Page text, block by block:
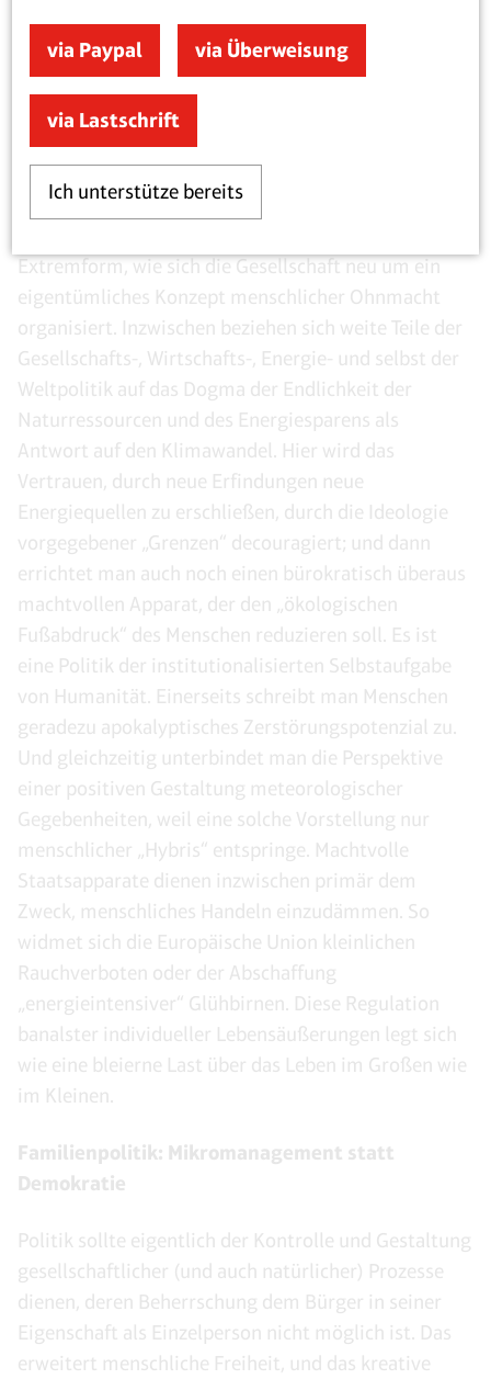
„Kommission“ und „Parlament“ aufgeteilt. Politische
Entscheidungsabläufe sind so arrangiert, dass sie
Souveräns ablösen und verselbstständigen.
Koalition unter „Klimakanzlerin“ Angela Merkel
Extremform, wie sich die Gesellschaft neu um ein
eigentümliches Konzept menschlicher Ohnmacht
organisiert. Inzwischen beziehen sich weite Teile der
Gesellschafts-, Wirtschafts-, Energie- und selbst der
Weltpolitik auf das Dogma der Endlichkeit der
Naturressourcen und des Energiesparens als
Antwort auf den Klimawandel. Hier wird das
Vertrauen, durch neue Erfindungen neue
Energiequellen zu erschließen, durch die Ideologie
vorgegebener „Grenzen“ decouragiert; und dann
errichtet man auch noch einen bürokratisch überaus
machtvollen Apparat, der den „ökologischen
Fußabdruck“ des Menschen reduzieren soll. Es ist
eine Politik der institutionalisierten Selbstaufgabe
von Humanität. Einerseits schreibt man Menschen
geradezu apokalyptisches Zerstörungspotenzial zu.
Und gleichzeitig unterbindet man die Perspektive
einer positiven Gestaltung meteorologischer
Gegebenheiten, weil eine solche Vorstellung nur
menschlicher „Hybris“ entspringe. Machtvolle
Staatsapparate dienen inzwischen primär dem
Zweck, menschliches Handeln einzudämmen. So
widmet sich die Europäische Union kleinlichen
Rauchverboten oder der Abschaffung
„energieintensiver“ Glühbirnen. Diese Regulation
banalster individueller Lebensäußerungen legt sich
wie eine bleierne Last über das Leben im Großen wie
im Kleinen.
Familienpolitik: Mikromanagement statt
Demokratie
Politik sollte eigentlich der Kontrolle und Gestaltung
gesellschaftlicher (und auch natürlicher) Prozesse
dienen, deren Beherrschung dem Bürger in seiner
Eigenschaft als Einzelperson nicht möglich ist. Das
erweitert menschliche Freiheit, und das kreative
via Paypal via Überweisung
via Lastschrift
Ich unterstütze bereits